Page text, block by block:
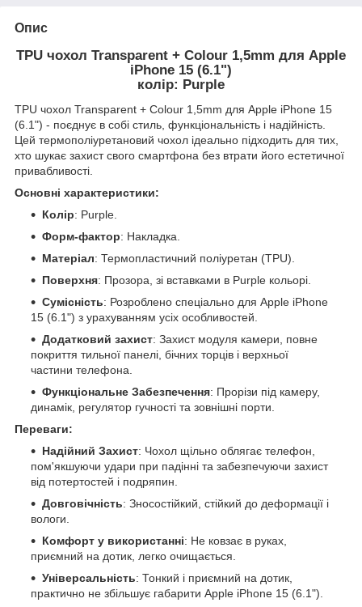
Опис
TPU чохол Transparent + Colour 1,5mm для Apple
iPhone 15 (6.1")
колір: Purple
TPU чохол Transparent + Colour 1,5mm для Apple iPhone 15
(6.1") - поєднує в собі стиль, функціональність і надійність.
Цей термополіуретановий чохол ідеально підходить для тих,
хто шукає захист свого смартфона без втрати його естетичної
привабливості.
Основні характеристики:
Колір: Purple.
Форм-фактор: Накладка.
Матеріал: Термопластичний поліуретан (TPU).
Поверхня: Прозора, зі вставками в Purple кольорі.
Сумісність: Розроблено спеціально для Apple iPhone
15 (6.1") з урахуванням усіх особливостей.
Додатковий захист: Захист модуля камери, повне
покриття тильної панелі, бічних торців і верхньої
частини телефона.
Функціональне Забезпечення: Прорізи під камеру,
динамік, регулятор гучності та зовнішні порти.
Переваги:
Надійний Захист: Чохол щільно облягає телефон,
пом'якшуючи удари при падінні та забезпечуючи захист
від потертостей і подряпин.
Довговічність: Зносостійкий, стійкий до деформації і
вологи.
Комфорт у використанні: Не ковзає в руках,
приємний на дотик, легко очищається.
Універсальність: Тонкий і приємний на дотик,
практично не збільшує габарити Apple iPhone 15 (6.1").